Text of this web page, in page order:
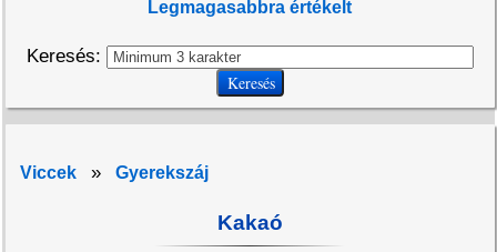
Legmagasabbra értékelt
Keresés:
Viccek » Gyerekszáj
Kakaó